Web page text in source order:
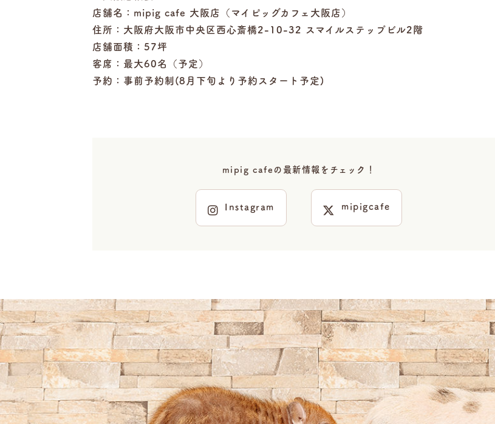
店舗名：mipig cafe 大阪店（マイピッグカフェ大阪店）
住所：大阪府大阪市中央区西心斎橋2-10-32 スマイルステップビル2階
店舗面積：57坪
客席：最大60名（予定）
予約：事前予約制(8月下旬より予約スタート予定)
mipig cafeの最新情報をチェック！
Instagram mipigcafe